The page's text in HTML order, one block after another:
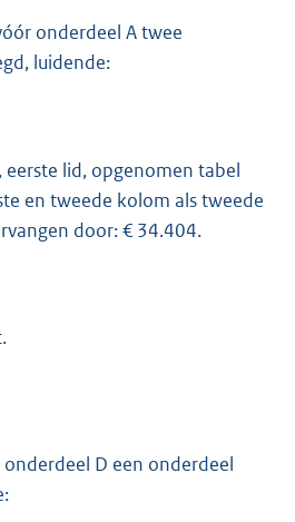
onderdeel A twee
luidende:
lid, opgenomen tabel
en tweede kolom als tweede
door: € 34.404.
D een onderdeel